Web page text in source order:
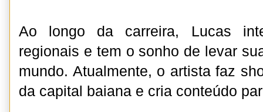
Ao longo da carreira, Lucas
regionais e tem o sonho de levar
mundo. Atualmente, o artista faz
da capital baiana e cria conteúdo